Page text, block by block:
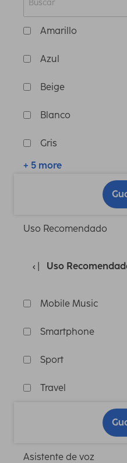
Amarillo
Azul
Beige
Blanco
Gris
+ 5 more
Uso Recomendado
Uso
Mobile Music
Smartphone
Sport
Travel
Asistente de voz